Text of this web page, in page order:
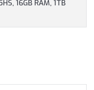
16GB RAM, 1TB
MAGYAR
NÉLKÜL, 3 ÉV